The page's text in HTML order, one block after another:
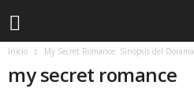
Inicio My Secret Romance: Sinopsis del Dorama
my secret romance